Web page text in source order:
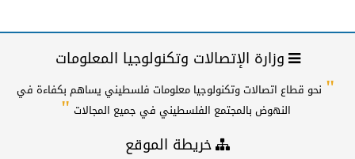
وزارة الإتصالات وتكنولوجيا المعلومات
" نحو قطاع اتصالات وتكنولوجيا معلومات فلسطيني يساهم بكفاءة في
النهوض بالمجتمع الفلسطيني في جميع المجالات"
خريطة الموقع